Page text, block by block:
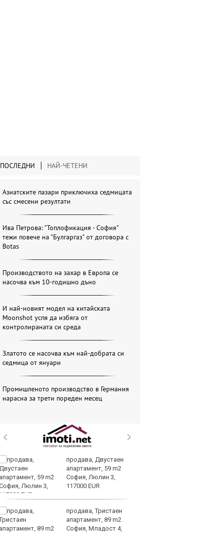
ПОСЛЕДНИ НАЙ-ЧЕТЕНИ
Азиатските пазари приключиха седмицата
със смесени резултати
Ива Петрова: "Топлофикация - София"
тежи повече на "Булгаргаз" от договора с
Botas
Производството на захар в Европа се
насочва към 10-годишно дъно
И най-новият модел на китайската
Moonshot успя да избяга от
контролираната си среда
Златото се насочва към най-добрата си
седмица от януари
Промишленото производство в Германия
нарасна за трети пореден месец
продава, Двустаен
апартамент, 59 m2
София, Люлин 3,
117000 EUR
продава, Тристаен
апартамент, 89 m2
София, Младост 4,